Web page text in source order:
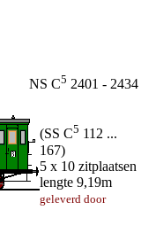
NS C5 2401 - 2434
(SS C5 112 ...
167)
5 x 10 zitplaatsen
lengte 9,19m
geleverd door